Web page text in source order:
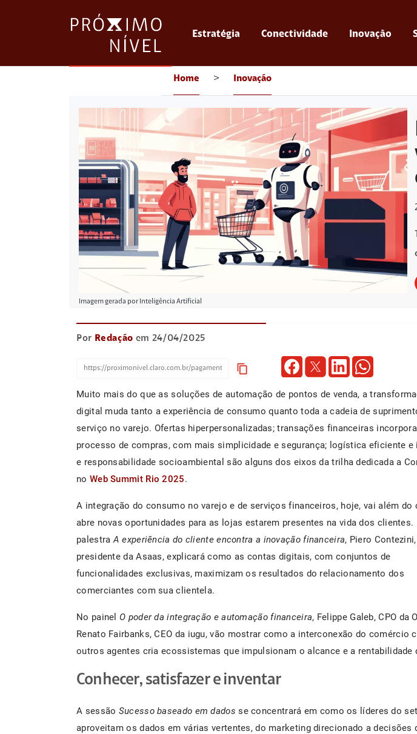
Estratégia Conectividade Inovação
Home > Inovação
Imagem gerada por Inteligência Artificial
Por Redação em 24/04/2025
content_copy
Muito mais do que as soluções de automação de pontos de venda, a
digital muda tanto a experiência de consumo quanto toda a cadeia de
serviço no varejo. Ofertas hiperpersonalizadas; transações financeiras
processo de compras, com mais simplicidade e segurança; logística eficiente e
e responsabilidade socioambiental são alguns dos eixos da trilha dedicada a
no Web Summit Rio 2025.
A integração do consumo no varejo e de serviços financeiros, hoje, vai além do
abre novas oportunidades para as lojas estarem presentes na vida dos clientes.
palestraA experiência do cliente encontra a inovação financeira, Piero Contezini,
presidente da Asaas, explicará como as contas digitais, com conjuntos de
funcionalidades exclusivas, maximizam os resultados do relacionamento dos
comerciantes com sua clientela.
No painel O poder da integração e automação financeira, Felippe Galeb, CPO da
Renato Fairbanks, CEO da iugu, vão mostrar como a interconexão do comércio
outros agentes cria ecossistemas que impulsionam o alcance e a rentabilidade
Conhecer, satisfazer e inventar
A sessão Sucesso baseado em dados se concentrará em como os líderes do
aproveitam os dados em várias vertentes, do marketing direcionado a decisões